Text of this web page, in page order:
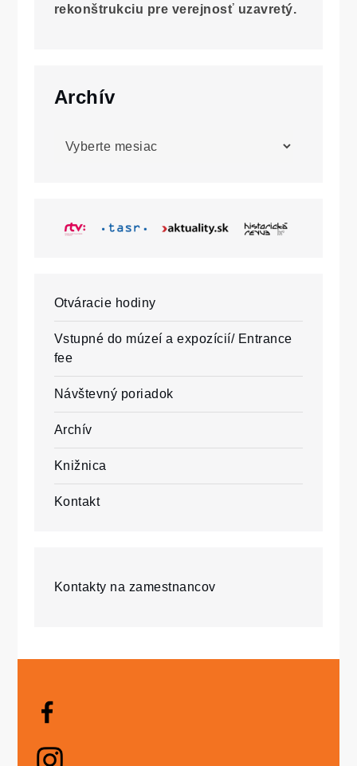
rekonštrukciu pre verejnosť uzavretý.
Archív
Archív
Otváracie hodiny
Vstupné do múzeí a expozícií/ Entrance
fee
Návštevný poriadok
Archív
Knižnica
Kontakt
Kontakty na zamestnancov